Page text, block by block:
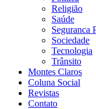
Religião
Saúde
Seguranca
Sociedade
Tecnologia
Trânsito
Montes Claros
Coluna Social
Revistas
Contato